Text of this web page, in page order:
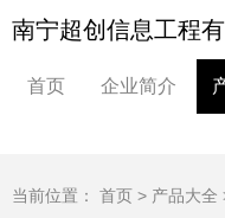
南宁超创信息工程
首页 企业简介
当前位置： 首页 > 产品大全